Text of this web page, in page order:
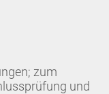
zum
und